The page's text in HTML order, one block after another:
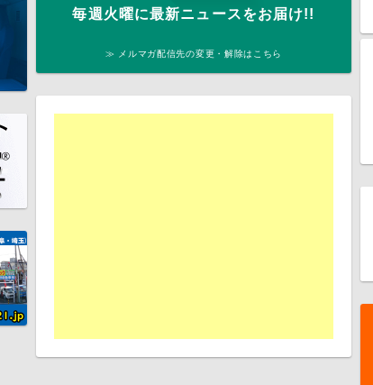
毎週火曜に最新ニュースをお届け!!
≫ メルマガ配信先の変更・解除はこちら